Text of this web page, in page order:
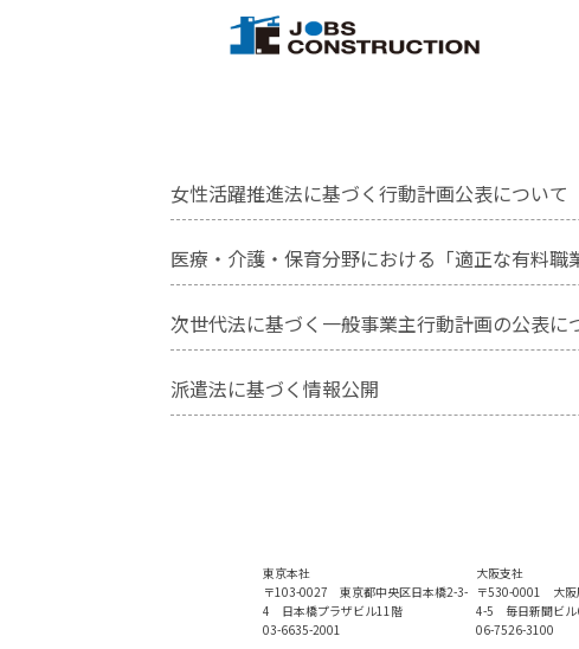
【公式】ジョブズコンストラクション
弊社では雇用促進を目標に人材紹介、人
女性活躍推進法に基づく行動計画公表について
医療・介護・保育分野における「適正な有料
次世代法に基づく一般事業主行動計画の公表に
派遣法に基づく情報公開
東京本社
〒103-0027 東京都中央区日本橋2-3-
4 日本橋プラザビル11階
03-6635-2001
大阪支社
〒530-0001 大阪
4-5 毎日新聞ビル
06-7526-3100